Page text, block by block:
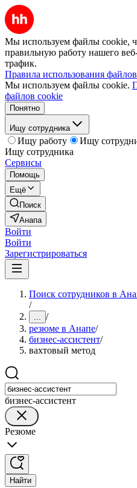
Мы используем файлы cookie,
правильную работу нашего
трафик.
Правила использования
Мы используем файлы cookie.
файлов cookie
Понятно
Ищу сотрудника
Ищу работу
Ищу
Ищу сотрудника
Сервисы
Помощь
Ещё
Поиск
Анапа
Войти
Войти
Зарегистрироваться
Поиск сотрудников в
/
... /
резюме в Анапе/
бизнес-ассистент/
вахтовый метод
бизнес-ассистент
Резюме
Найти